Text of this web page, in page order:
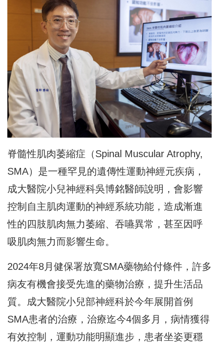
脊髓性肌肉萎縮症（Spinal Muscular Atrophy,
SMA）是一種罕見的遺傳性運動神經元疾病，
成大醫院小兒神經科吳博銘醫師說明，會影響
控制自主肌肉運動的神經系統功能，造成漸進
性的四肢肌肉無力萎縮、吞嚥異常，甚至因呼
吸肌肉無力而影響生命。
2024年8月健保署放寬SMA藥物給付條件，許多
病友有機會接受先進的藥物治療，提升生活品
質。成大醫院小兒部神經科於今年展開首例
SMA患者的治療，治療迄今4個多月，病情獲得
有效控制，運動功能明顯進步，患者坐姿更穩